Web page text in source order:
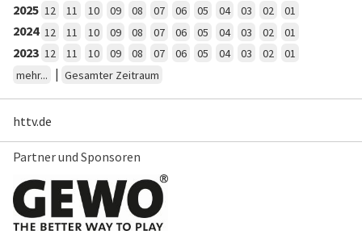
2025 12 11 10 09 08 07 06 05 04 03 02 01
2024 12 11 10 09 08 07 06 05 04 03 02 01
2023 12 11 10 09 08 07 06 05 04 03 02
01
mehr...
| Gesamter Zeitraum
httv.de
Partner und Sponsoren